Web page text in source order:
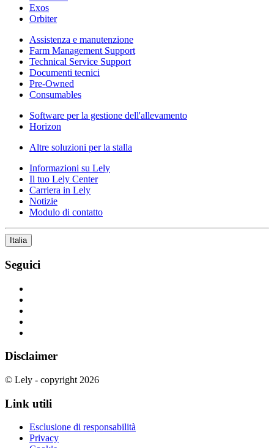
Exos
Orbiter
Assistenza e manutenzione
Farm Management Support
Technical Service Support
Documenti tecnici
Pre-Owned
Consumables
Software per la gestione dell'allevamento
Horizon
Altre soluzioni per la stalla
Informazioni su Lely
Il tuo Lely Center
Carriera in Lely
Notizie
Modulo di contatto
Italia
Seguici
Disclaimer
© Lely - copyright 2026
Link utili
Esclusione di responsabilità
Privacy